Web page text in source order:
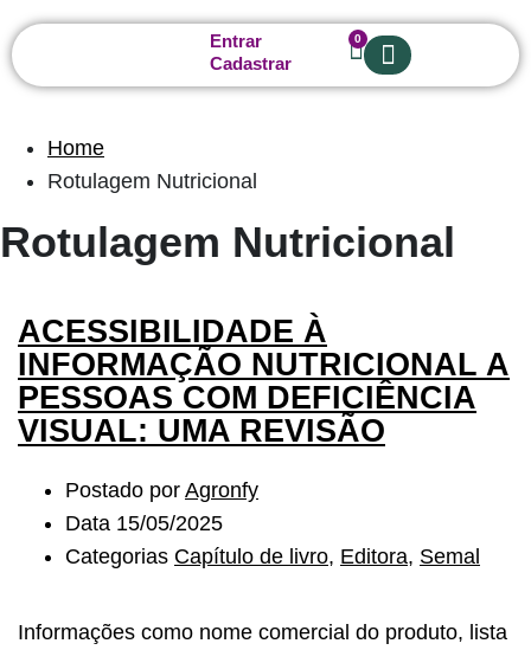
Entrar
Cadastrar
0
Home
Rotulagem Nutricional
Rotulagem Nutricional
ACESSIBILIDADE À
INFORMAÇÃO NUTRICIONAL A
PESSOAS COM DEFICIÊNCIA
VISUAL: UMA REVISÃO
Postado por Agronfy
Data 15/05/2025
Categorias Capítulo de livro, Editora, Semal
Informações como nome comercial do produto, lista